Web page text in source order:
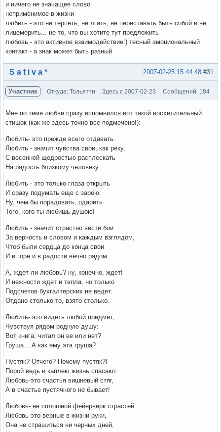
и ничего не значащее слово
неприменимое в жизни
любить - это не терпеть, не лгать, не переставать быть собой и не
лицемерить... не то, что вы хотите тут предложить
любовь - это активное взаимодействие:) тесный эмоциональный
контакт - а знак может быть разный
Вне форума #31
2007-02-25 15:44:48
S a t i v a *
Участник Откуда: Тольятти Здесь с 2007-02-23 Сообщений: 184
Мне по теме любви сразу вспомнился вот такой восхитительный
стишок (как же здесь точно все подмечено!):
Любить- это прежде всего отдавать.
Любить - значит чувства свои, как реку,
С весенней щедростью расплескать
На радость близкому человеку.
Любить - это только глаза открыть
И сразу подумать еще с зарёю:
Ну, чем бы порадовать, одарить
Того, кого ты любишь душою!
Любить - значит страстно вести бои
За верность и словом и каждым взглядом,
Чтоб были сердца до конца свои
И в горе и в радости вечно рядом.
А, ждет ли любовь? ну, конечно, ждет!
И нежности ждет и тепла, но только
Подсчетов бухгалтерских не ведет:
Отдано столько-то, взято столько.
Любить- это видеть любой предмет,
Чувствуя рядом родную душу:
Вот книга: читал он ее или нет?
Груша... А как ему эта груша?
Пустяк? Отчего? Почему пустяк?!
Порой ведь и каплею жизнь спасают.
Любовь-это счастья вишневый стяг,
А в счастье пустячного не бывает!
Любовь- не сплошной фейерверк страстей.
Любовь-это верные в жизни руки,
Она не страшиться ни черных дней,